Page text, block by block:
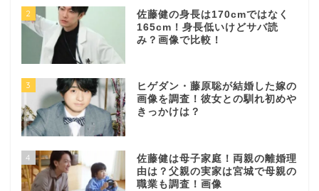
2
佐藤健の身長は170cmではなく
165cm！身長低いけどサバ読
み？画像で比較！
3
ヒゲダン・藤原聡が結婚した嫁の
画像を調査！彼女との馴れ初めや
きっかけは？
4
佐藤健は母子家庭！両親の離婚理
由は？父親の実家は宮城で母親の
職業も調査！画像